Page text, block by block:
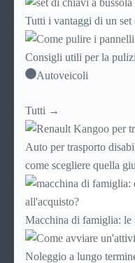
Tutti i vantaggi di un set
Consigli utili per la
Autoveicoli
Tutti →
Auto per trasporto
come scegliere quella
Macchina di famiglia: le
Noleggio a lungo